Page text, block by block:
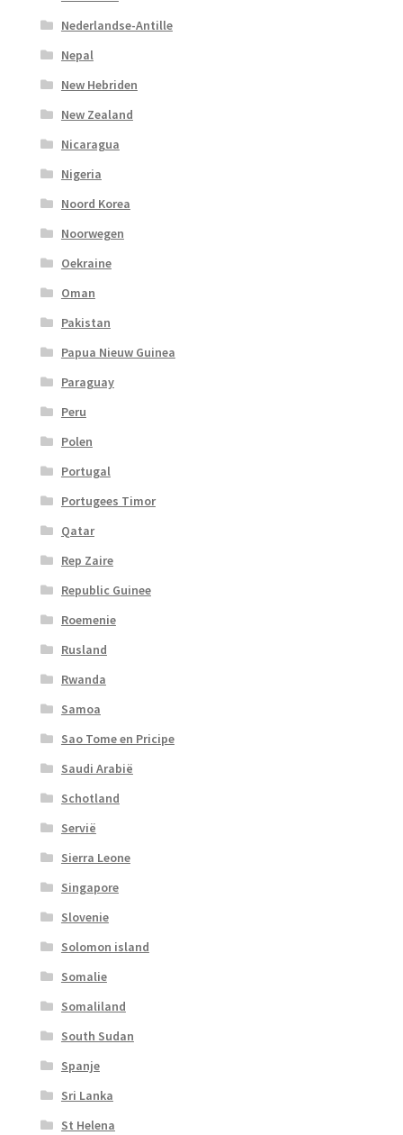
Nederlandse-Antille
Nepal
New Hebriden
New Zealand
Nicaragua
Nigeria
Noord Korea
Noorwegen
Oekraine
Oman
Pakistan
Papua Nieuw Guinea
Paraguay
Peru
Polen
Portugal
Portugees Timor
Qatar
Rep Zaire
Republic Guinee
Roemenie
Rusland
Rwanda
Samoa
Sao Tome en Pricipe
Saudi Arabië
Schotland
Servië
Sierra Leone
Singapore
Slovenie
Solomon island
Somalie
Somaliland
South Sudan
Spanje
Sri Lanka
St Helena